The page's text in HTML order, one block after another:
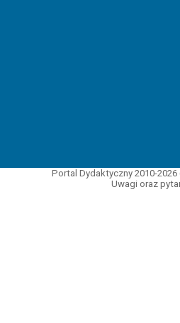
Portal Dydaktyczny 2010-
Uwagi oraz